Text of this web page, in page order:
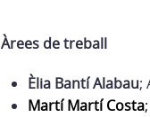
Àrees de treball
Èlia Bantí Alabau;
Martí Martí Costa